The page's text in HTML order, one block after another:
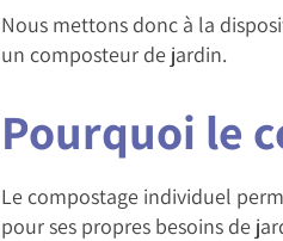
Nous mettons donc à la
un composteur de jardin.
Pourquoi le
Le compostage individuel
pour ses propres besoins de